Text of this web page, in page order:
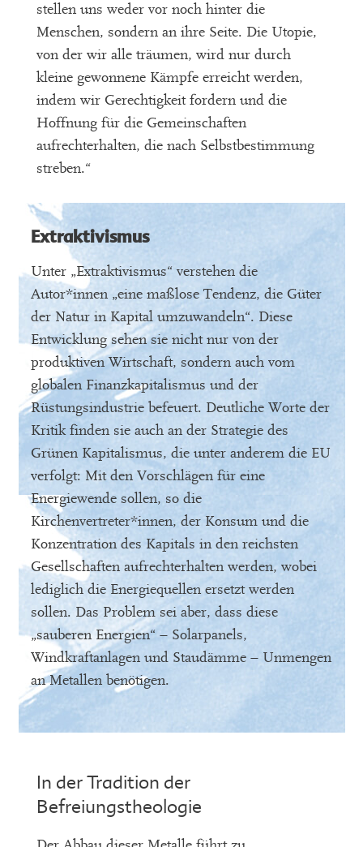
stellen uns weder vor noch hinter die
Menschen, sondern an ihre Seite. Die Utopie,
von der wir alle träumen, wird nur durch
kleine gewonnene Kämpfe erreicht werden,
indem wir Gerechtigkeit fordern und die
Hoffnung für die Gemeinschaften
aufrechterhalten, die nach Selbstbestimmung
streben.“
Extraktivismus
Unter „Extraktivismus“ verstehen die
Autor*innen „eine maßlose Tendenz, die Güter
der Natur in Kapital umzuwandeln“. Diese
Entwicklung sehen sie nicht nur von der
produktiven Wirtschaft, sondern auch vom
globalen Finanzkapitalismus und der
Rüstungsindustrie befeuert. Deutliche Worte der
Kritik finden sie auch an der Strategie des
Grünen Kapitalismus, die unter anderem die EU
verfolgt: Mit den Vorschlägen für eine
Energiewende sollen, so die
Kirchenvertreter*innen, der Konsum und die
Konzentration des Kapitals in den reichsten
Gesellschaften aufrechterhalten werden, wobei
lediglich die Energiequellen ersetzt werden
sollen. Das Problem sei aber, dass diese
„sauberen Energien“ – Solarpanels,
Windkraftanlagen und Staudämme – Unmengen
an Metallen benötigen.
In der Tradition der
Befreiungstheologie